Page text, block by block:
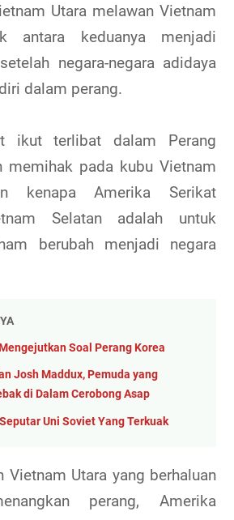
Utara melawan Vietnam
antara keduanya menjadi
negara-negara adidaya
dalam perang.
ikut terlibat dalam Perang
memihak pada kubu Vietnam
kenapa Amerika Serikat
Selatan adalah untuk
berubah menjadi negara
Soal Perang Korea
Josh Maddux, Pemuda yang
di Dalam Cerobong Asap
Uni Soviet Yang Terkuak
Vietnam Utara yang berhaluan
perang, Amerika